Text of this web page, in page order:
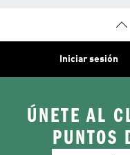
Iniciar sesión
ÚNETE AL
PUNTOS